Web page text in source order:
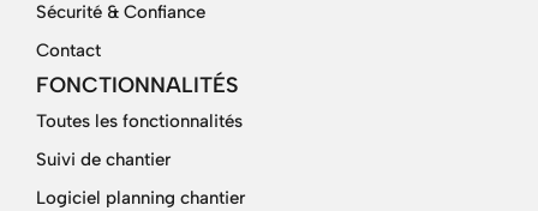
Sécurité & Confiance
Contact
FONCTIONNALITÉS
Toutes les fonctionnalités
Suivi de chantier
Logiciel planning chantier